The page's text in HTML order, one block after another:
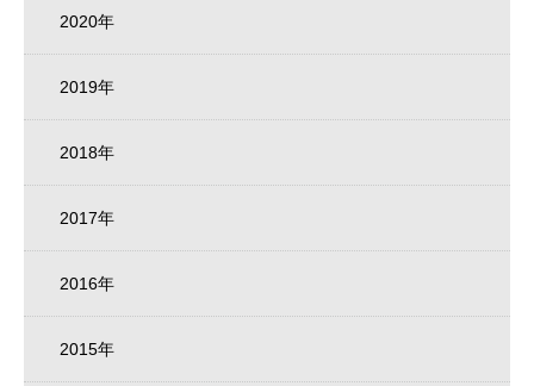
2020年
2019年
2018年
2017年
2016年
2015年